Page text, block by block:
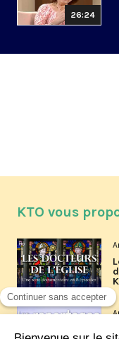
26:24
KTO vous